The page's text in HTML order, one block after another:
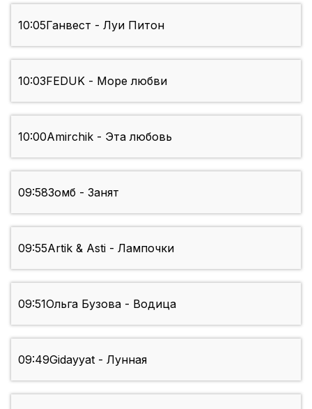
10:05Ганвест - Луи Питон
10:03FEDUK - Море любви
10:00Amirchik - Эта любовь
09:58Зомб - Занят
09:55Artik & Asti - Лампочки
09:51Ольга Бузова - Водица
09:49Gidayyat - Лунная